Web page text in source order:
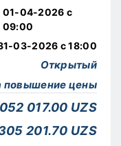
01-04-2026 с
09:00
03-2026 с 18:00
Открытый
повышение цены
017.00 UZS
201.70 UZS